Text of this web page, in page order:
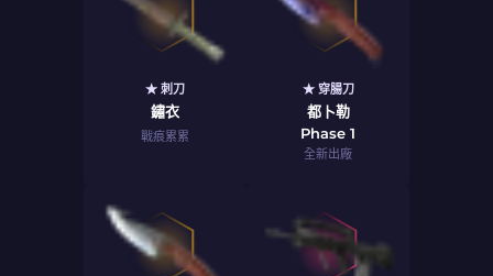
★ 刺刀
鏽衣
戰痕累累
★ 穿腸刀
都卜勒
Phase 1
全新出廠